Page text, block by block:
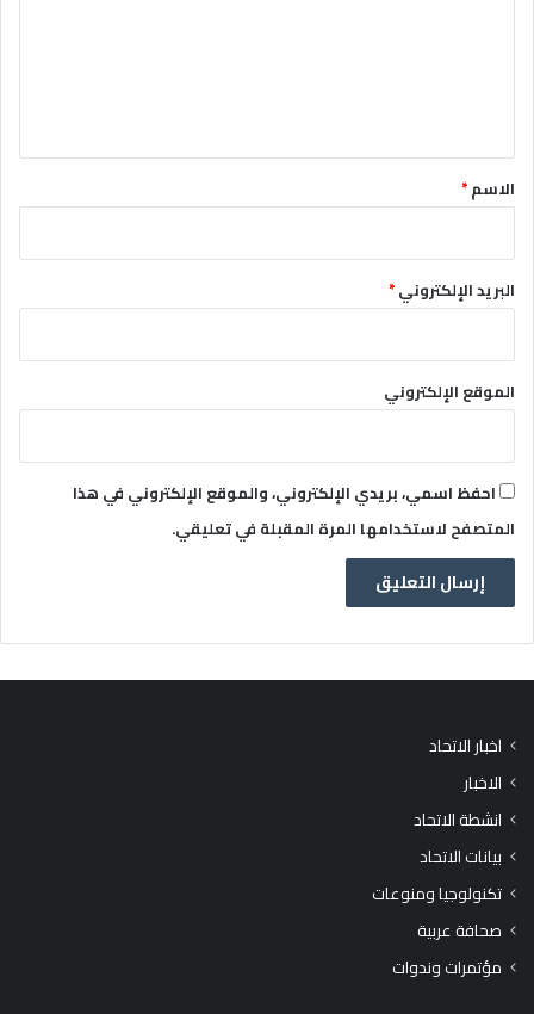
*الاسم*
البريد الإلكتروني*
الموقع الإلكتروني
احفظ اسمي، بريدي الإلكتروني، والموقع الإلكتروني في هذا
المتصفح لاستخدامها المرة المقبلة في تعليقي.
اخبار الاتحاد
الاخبار
انشطة الاتحاد
بيانات الاتحاد
تكنولوجيا ومنوعات
صحافة عربية
مؤتمرات وندوات